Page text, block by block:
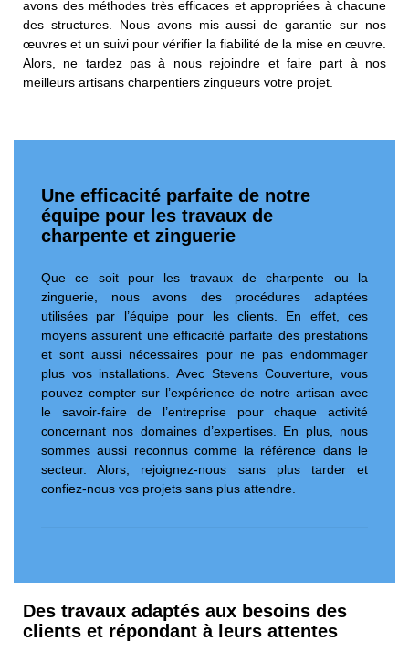
avons des méthodes très efficaces et appropriées à chacune
des structures. Nous avons mis aussi de garantie sur nos
œuvres et un suivi pour vérifier la fiabilité de la mise en œuvre.
Alors, ne tardez pas à nous rejoindre et faire part à nos
meilleurs artisans charpentiers zingueurs votre projet.
Une efficacité parfaite de notre
équipe pour les travaux de
charpente et zinguerie
Que ce soit pour les travaux de charpente ou la
zinguerie, nous avons des procédures adaptées
utilisées par l’équipe pour les clients. En effet, ces
moyens assurent une efficacité parfaite des prestations
et sont aussi nécessaires pour ne pas endommager
plus vos installations. Avec Stevens Couverture, vous
pouvez compter sur l’expérience de notre artisan avec
le savoir-faire de l’entreprise pour chaque activité
concernant nos domaines d’expertises. En plus, nous
sommes aussi reconnus comme la référence dans le
secteur. Alors, rejoignez-nous sans plus tarder et
confiez-nous vos projets sans plus attendre.
Des travaux adaptés aux besoins des
clients et répondant à leurs attentes